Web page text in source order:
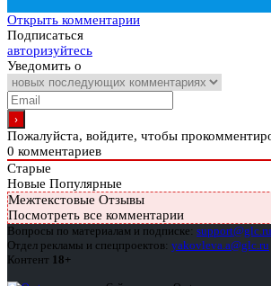
Открыть комментарии
Подписаться
авторизуйтесь
Уведомить о
Пожалуйста, войдите, чтобы
0 комментариев
Старые
Новые Популярные
Межтекстовые Отзывы
Посмотреть все комментарии
Вопросы по материалам и подписке: support@glc.ru
Отдел рекламы и спецпроектов: yakovleva.a@glc.ru
Контент 18+